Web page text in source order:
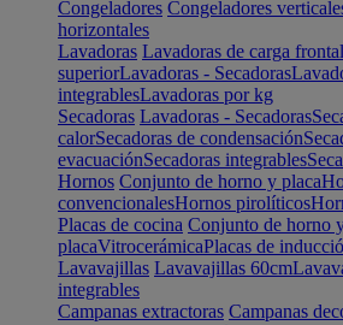
Congeladores Congeladores
horizontales
Lavadoras Lavadoras de carga frontal
superiorLavadoras - Secadoras
integrablesLavadoras por kg
Secadoras Lavadoras - Secadoras
calorSecadoras de condensación
evacuaciónSecadoras integrables
Hornos Conjunto de horno y placa
convencionalesHornos pirolíticos
Placas de cocina Conjunto de horno
placaVitrocerámicaPlacas de
Lavavajillas Lavavajillas 60cm
integrables
Campanas extractoras Campanas